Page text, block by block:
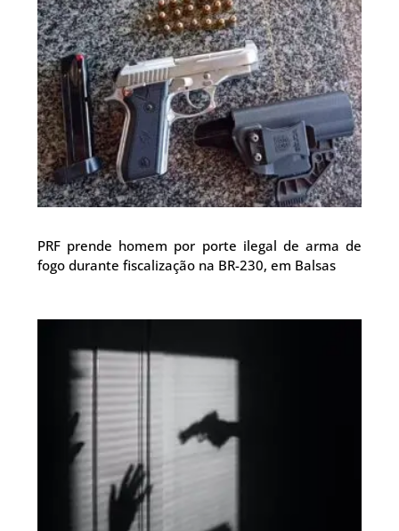
PRF prende homem por porte ilegal de arma de
fogo durante fiscalização na BR-230, em Balsas